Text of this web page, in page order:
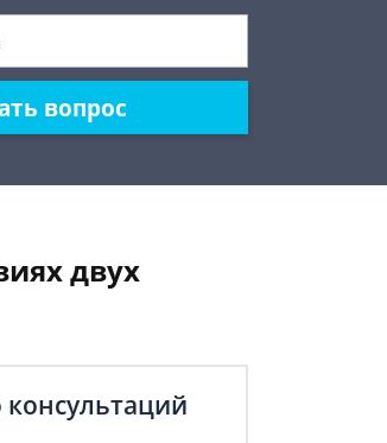
вопрос
двух